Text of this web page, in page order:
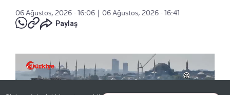
06 Ağustos, 2026 - 16:06
06 Ağustos, 2026 - 16:41
Paylaş